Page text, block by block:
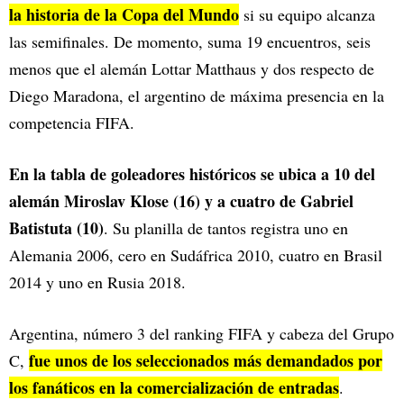
la historia de la Copa del Mundo si su equipo alcanza
las semifinales. De momento, suma 19 encuentros, seis
menos que el alemán Lottar Matthaus y dos respecto de
Diego Maradona, el argentino de máxima presencia en la
competencia FIFA.
En la tabla de goleadores históricos se ubica a 10 del
alemán Miroslav Klose (16) y a cuatro de Gabriel
Batistuta (10). Su planilla de tantos registra uno en
Alemania 2006, cero en Sudáfrica 2010, cuatro en Brasil
2014 y uno en Rusia 2018.
Argentina, número 3 del ranking FIFA y cabeza del Grupo
C, fue unos de los seleccionados más demandados por
los fanáticos en la comercialización de entradas.